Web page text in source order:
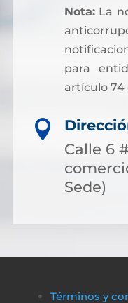
Nota:La
para
artículo 74

Calle 6
Sede)
Términos y